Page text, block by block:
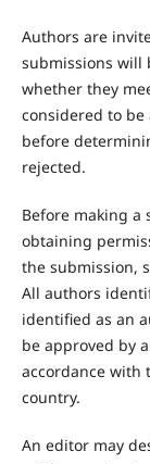
Authors are
submissions will
whether they
considered to
before
rejected.
Before making a
obtaining
the submission,
All authors
identified as an
be approved by
accordance with
country.
An editor may